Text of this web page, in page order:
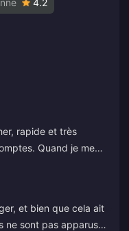
rapide et très
Quand je me
bon.
et bien que cela ait
ne sont pas apparus